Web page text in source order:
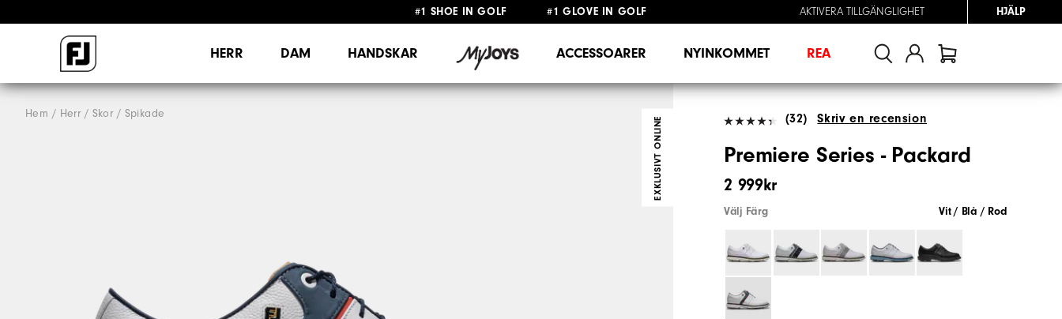
#1 SHOE IN GOLF #1 GLOVE IN GOLF
AKTIVERA TILLGÄNGLIGHET HJÄLP
HERR DAM HANDSKAR ACCESSOARER NYINKOMMET REA
Hem Herr Skor Spikade
EXKLUSIVT ONLINE (32) Skriv en recension
Premiere Series - Packard
2 999kr
Välj Färg Vit / Blå / Rod